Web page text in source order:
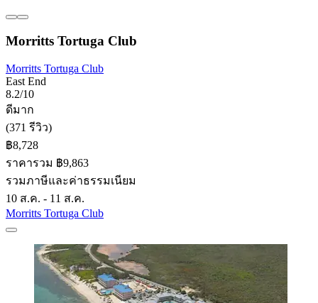
Morritts Tortuga Club
Morritts Tortuga Club
East End
8.2/10
ดีมาก
(371 รีวิว)
฿8,728
ราคารวม ฿9,863
รวมภาษีและค่าธรรมเนียม
10 ส.ค. - 11 ส.ค.
Morritts Tortuga Club